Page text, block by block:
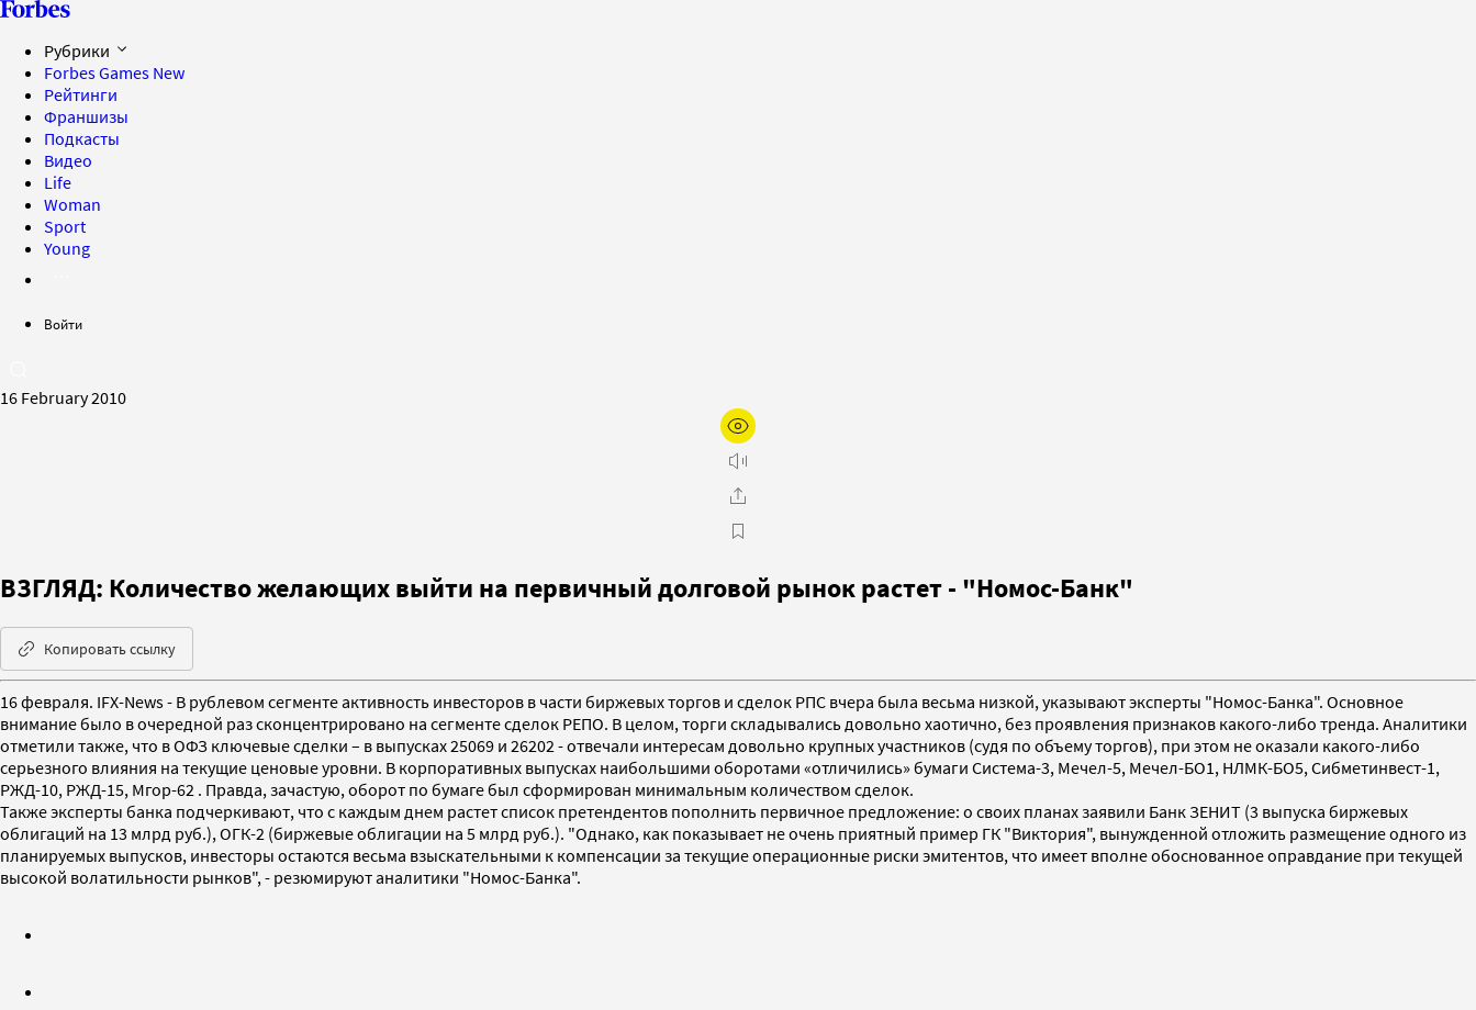
Рубрики
Forbes Games New
Рейтинги
Франшизы
Подкасты
Видео
Life
Woman
Sport
Young
Войти
16 February 2010
ВЗГЛЯД: Количество желающих выйти на первичный долговой рынок растет - "Номос-Банк"
Копировать ссылку
16 февраля. IFX-News - В рублевом сегменте активность инвесторов в части биржевых торгов и сделок РПС вчера была весьма низкой, указывают эксперты "Номос-Банка". Основное
внимание было в очередной раз сконцентрировано на сегменте сделок РЕПО. В целом, торги складывались довольно хаотично, без проявления признаков какого-либо тренда. Аналитики
отметили также, что в ОФЗ ключевые сделки – в выпусках 25069 и 26202 - отвечали интересам довольно крупных участников (судя по объему торгов), при этом не оказали какого-либо
серьезного влияния на текущие ценовые уровни. В корпоративных выпусках наибольшими оборотами «отличились» бумаги Система-3, Мечел-5, Мечел-БО1, НЛМК-БО5, Сибметинвест-1,
РЖД-10, РЖД-15, Мгор-62 . Правда, зачастую, оборот по бумаге был сформирован минимальным количеством сделок.
Также эксперты банка подчеркивают, что с каждым днем растет список претендентов пополнить первичное предложение: о своих планах заявили Банк ЗЕНИТ (3 выпуска биржевых
облигаций на 13 млрд руб.), ОГК-2 (биржевые облигации на 5 млрд руб.). "Однако, как показывает не очень приятный пример ГК "Виктория", вынужденной отложить размещение одного из
планируемых выпусков, инвесторы остаются весьма взыскательными к компенсации за текущие операционные риски эмитентов, что имеет вполне обоснованное оправдание при текущей
высокой волатильности рынков", - резюмируют аналитики "Номос-Банка".